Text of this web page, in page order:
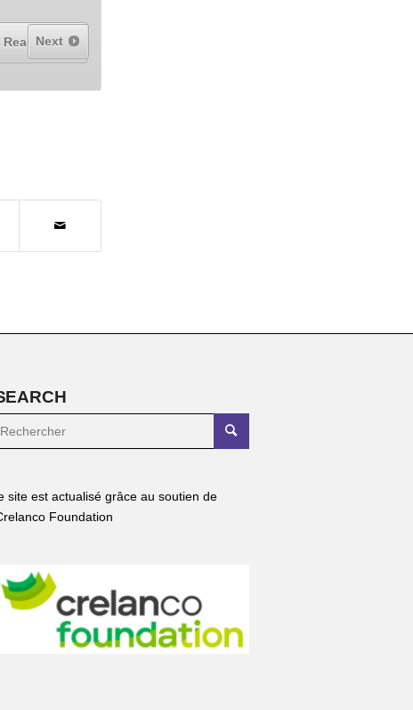
Read More...
Next
site est actualisé grâce au soutien de
Foundation